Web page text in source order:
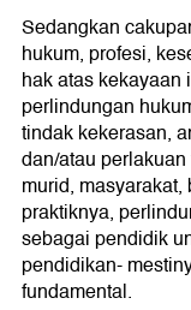
Sedangkan
hukum, profesi,
hak atas
perlindungan
tindak kekerasan,
dan/atau
murid,
praktiknya,
sebagai pendidik
pendidikan-
fundamental.